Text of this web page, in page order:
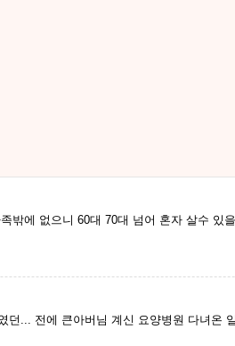
밖에 없으니 60대 70대 넘어 혼자 살수 있
... 전에 큰아버님 계신 요양병원 다녀온